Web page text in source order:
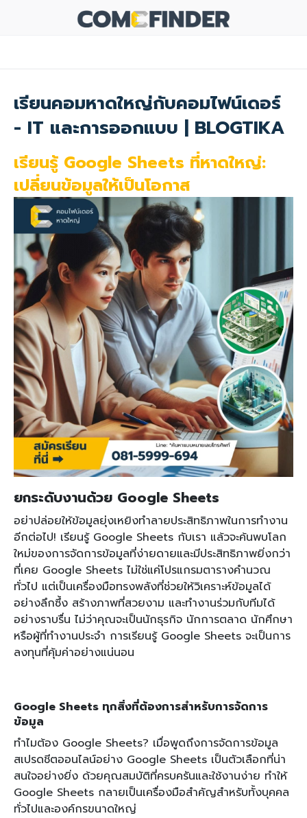
เรียนคอมหาดใหญ่กับคอมไฟน์เดอร์
- IT และการออกแบบ | BLOGTIKA
เรียนรู้ Google Sheets ที่หาดใหญ่:
เปลี่ยนข้อมูลให้เป็นโอกาส
ยกระดับงานด้วย Google Sheets
อย่าปล่อยให้ข้อมูลยุ่งเหยิงทำลายประสิทธิภาพในการทำงาน
อีกต่อไป! เรียนรู้ Google Sheets กับเรา แล้วจะค้นพบโลก
ใหม่ของการจัดการข้อมูลที่ง่ายดายและมีประสิทธิภาพยิ่งกว่า
ที่เคย Google Sheets ไม่ใช่แค่โปรแกรมตารางคำนวณ
ทั่วไป แต่เป็นเครื่องมือทรงพลังที่ช่วยให้วิเคราะห์ข้อมูลได้
อย่างลึกซึ้ง สร้างภาพที่สวยงาม และทำงานร่วมกับทีมได้
อย่างราบรื่น ไม่ว่าคุณจะเป็นนักธุรกิจ นักการตลาด นักศึกษา
หรือผู้ที่ทำงานประจำ การเรียนรู้ Google Sheets จะเป็นการ
ลงทุนที่คุ้มค่าอย่างแน่นอน
Google Sheets ทุกสิ่งที่ต้องการสำหรับการจัดการ
ข้อมูล
ทำไมต้อง Google Sheets? เมื่อพูดถึงการจัดการข้อมูล
สเปรดชีตออนไลน์อย่าง Google Sheets เป็นตัวเลือกที่น่า
สนใจอย่างยิ่ง ด้วยคุณสมบัติที่ครบครันและใช้งานง่าย ทำให้
Google Sheets กลายเป็นเครื่องมือสำคัญสำหรับทั้งบุคคล
ทั่วไปและองค์กรขนาดใหญ่